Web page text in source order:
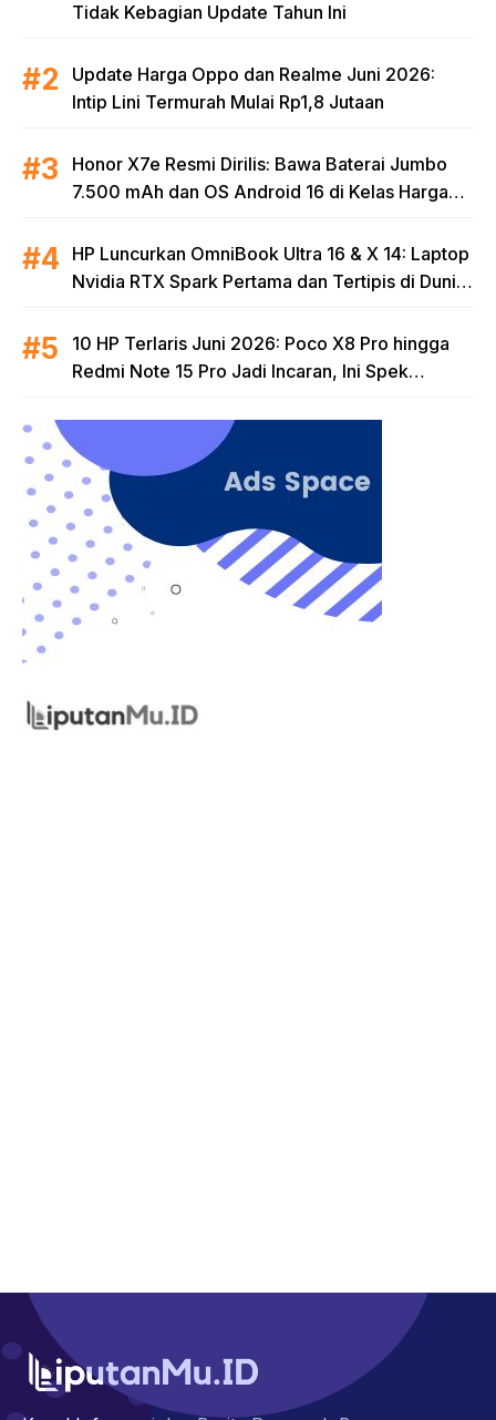
Tidak Kebagian Update Tahun Ini
Update Harga Oppo dan Realme Juni 2026:
Intip Lini Termurah Mulai Rp1,8 Jutaan
Honor X7e Resmi Dirilis: Bawa Baterai Jumbo
7.500 mAh dan OS Android 16 di Kelas Harga
HP Luncurkan OmniBook Ultra 16 & X 14: Laptop
Nvidia RTX Spark Pertama dan Tertipis di Dunia
10 HP Terlaris Juni 2026: Poco X8 Pro hingga
Redmi Note 15 Pro Jadi Incaran, Ini Spek